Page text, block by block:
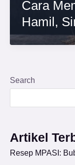
Cara
Hamil,
Search
Artikel
Resep MPASI: